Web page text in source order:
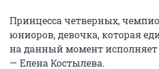
Принцесса четверных,
юниоров, девочка, которая
на данный момент
— Елена Костылева.